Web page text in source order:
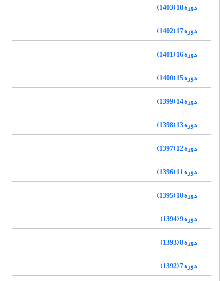
دوره 18 (1403)
دوره 17 (1402)
دوره 16 (1401)
دوره 15 (1400)
دوره 14 (1399)
دوره 13 (1398)
دوره 12 (1397)
دوره 11 (1396)
دوره 10 (1395)
دوره 9 (1394)
دوره 8 (1393)
دوره 7 (1392)